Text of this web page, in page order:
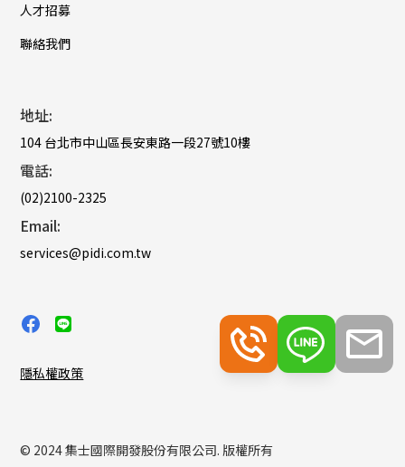
人才招募
聯絡我們
地址:
104 台北市中山區長安東路一段27號10樓
電話:
(02)2100-2325
Email:
services@pidi.com.tw
© 2024 集士國際開發股份有限公司. 版權所有
隱私權政策